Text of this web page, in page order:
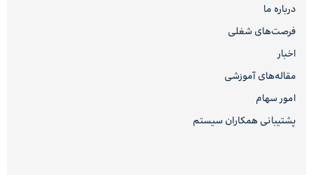
درباره ما
فرصت‌های شغلی
اخبار
مقاله‌های آموزشی
امور سهام
پشتیبانی همکاران سیستم